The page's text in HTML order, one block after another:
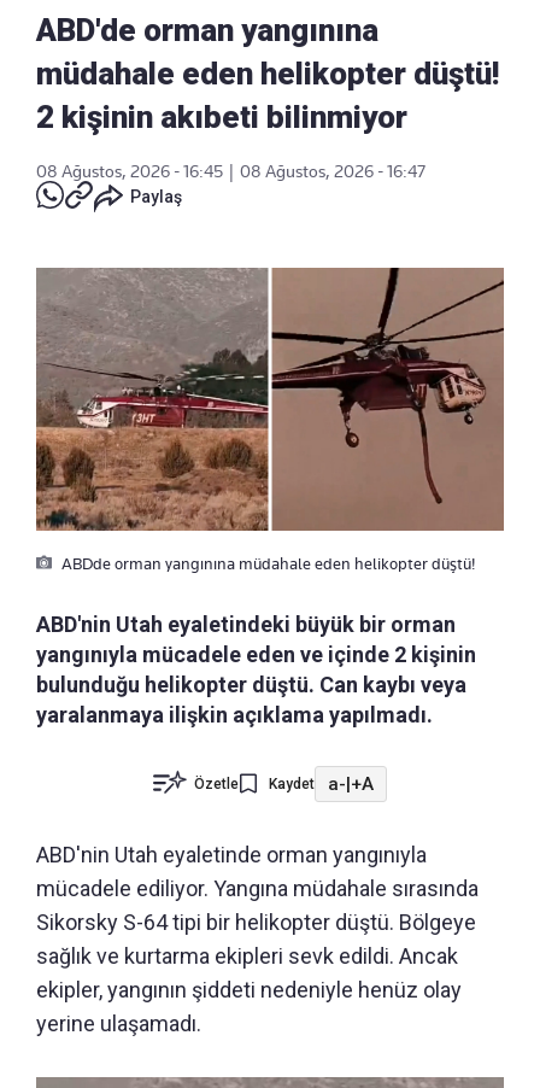
ABD'de orman yangınına
müdahale eden helikopter düştü!
2 kişinin akıbeti bilinmiyor
08 Ağustos, 2026 - 16:45
08 Ağustos, 2026 - 16:47
Paylaş
ABDde orman yangınına müdahale eden helikopter düştü!
ABD'nin Utah eyaletindeki büyük bir orman
yangınıyla mücadele eden ve içinde 2 kişinin
bulunduğu helikopter düştü. Can kaybı veya
yaralanmaya ilişkin açıklama yapılmadı.
Özetle Kaydet a-|+A
ABD'nin Utah eyaletinde orman yangınıyla
mücadele ediliyor. Yangına müdahale sırasında
Sikorsky S-64 tipi bir helikopter düştü. Bölgeye
sağlık ve kurtarma ekipleri sevk edildi. Ancak
ekipler, yangının şiddeti nedeniyle henüz olay
yerine ulaşamadı.